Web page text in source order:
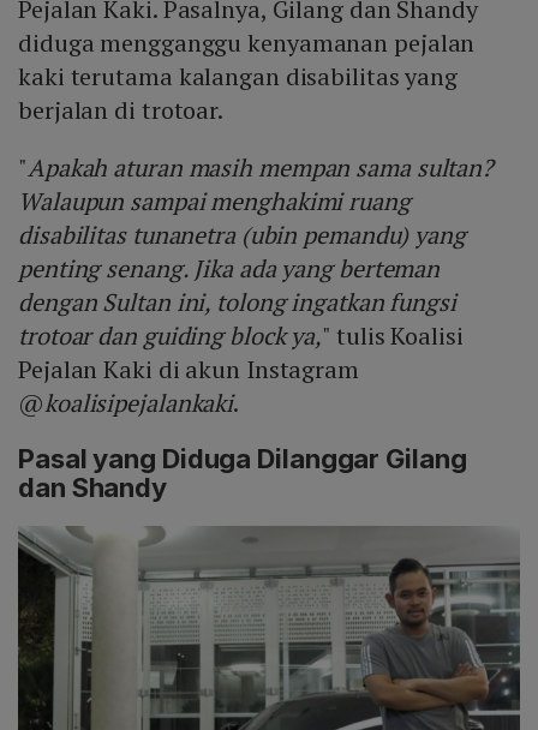
Pejalan Kaki. Pasalnya, Gilang dan Shandy
diduga mengganggu kenyamanan pejalan
kaki terutama kalangan disabilitas yang
berjalan di trotoar.
"Apakah aturan masih mempan sama sultan?
Walaupun sampai menghakimi ruang
disabilitas tunanetra (ubin pemandu) yang
penting senang. Jika ada yang berteman
dengan Sultan ini, tolong ingatkan fungsi
trotoar dan guiding block ya," tulis Koalisi
Pejalan Kaki di akun Instagram
@koalisipejalankaki.
Pasal yang Diduga Dilanggar Gilang
dan Shandy